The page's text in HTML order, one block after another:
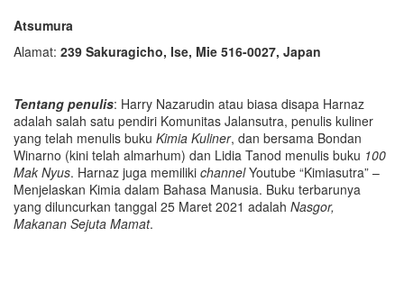
Atsumura
Alamat: 239 Sakuragicho, Ise, Mie 516-0027, Japan
Tentang penulis: Harry Nazarudin atau biasa disapa Harnaz
adalah salah satu pendiri Komunitas Jalansutra, penulis kuliner
yang telah menulis buku Kimia Kuliner, dan bersama Bondan
Winarno (kini telah almarhum) dan Lidia Tanod menulis buku 100
Mak Nyus. Harnaz juga memiliki channelYoutube “Kimiasutra” –
Menjelaskan Kimia dalam Bahasa Manusia. Buku terbarunya
yang diluncurkan tanggal 25 Maret 2021 adalah Nasgor,
Makanan Sejuta Mamat.